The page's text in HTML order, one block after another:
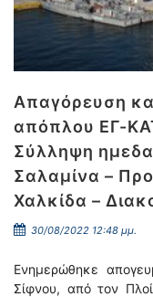
Απαγόρευση
απόπλου ΕΓ-
Σύλληψη
Σαλαμίνα –
Χαλκίδα –
30/08/2022 12:48 μμ.
Ενημερώθηκε
Σίφνου, από τον